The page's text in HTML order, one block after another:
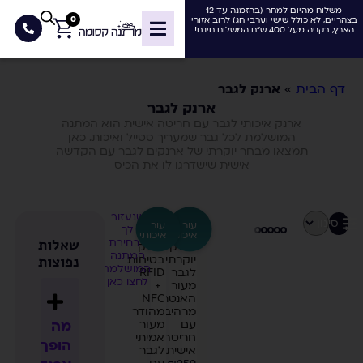
משלוח מהיום למחר (בהזמנה עד 12
בצהריים, לא כולל שישי וערבי חג) לרוב אזורי
הארץ, בקניה מעל 400 ש"ח המשלוח חינם!
0
דף הבית» ארנק לגבר
ארנק לגבר
ארנק איכותי לגבר עם חריטה אישית הוא המתנה
המושלמת לכל גבר שמעריך סטייל ואיכות. כאן
תמצאו מבחר יוקרתי של ארנקים לגבר עם הקדשה
אישית שישדרגו לו את הכיס
סינון עור
איכותי
ארנק
יוקרתי
לגבר
מעור
האנטר
מרהיב
עם
חריטה
אישית
עור
איכותי
ארנק
בטיחות
RFID
+
NFC
מהודר
מעור
אמיתי
לגבר
שנעזור
לך
בבחירת
המתנה
המושלמת?
לחצו כאן
שאלות
נפוצות
מה
הופך